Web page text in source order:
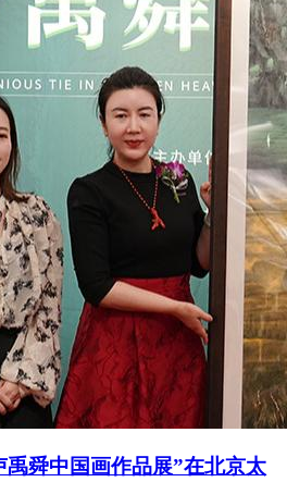
舜中国画作品展”在北京太